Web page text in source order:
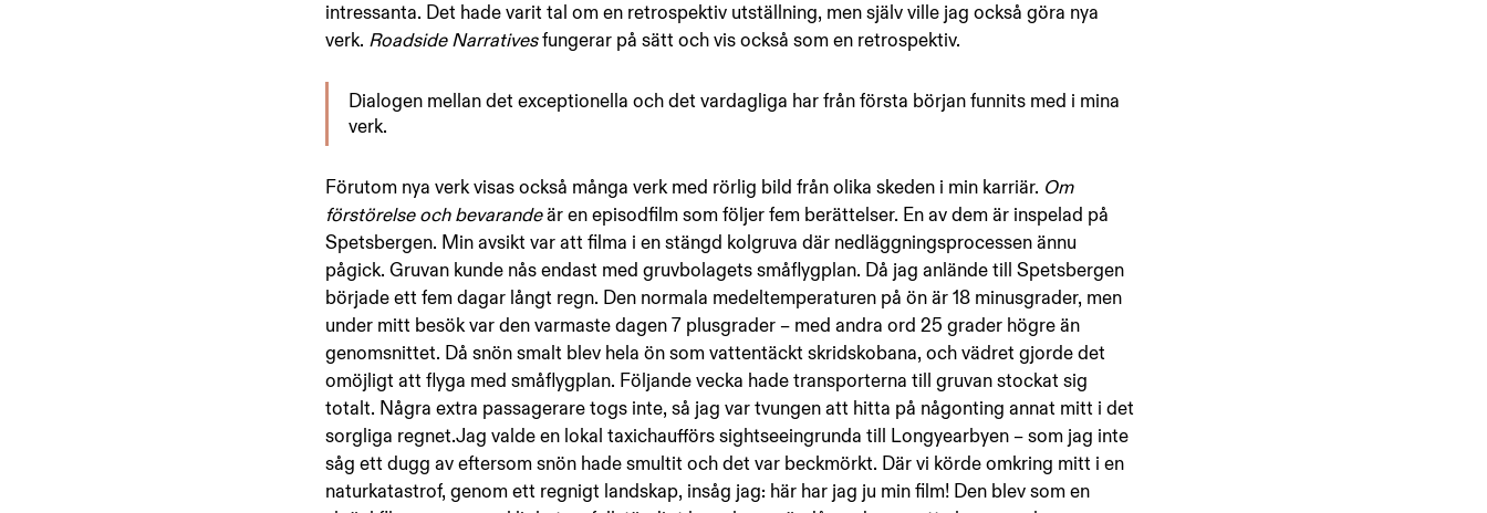
intressanta. Det hade varit tal om en retrospektiv utställning, men själv ville jag också göra nya
verk. Roadside Narratives fungerar på sätt och vis också som en retrospektiv.
Dialogen mellan det exceptionella och det vardagliga har från första början funnits med i mina
verk.
Förutom nya verk visas också många verk med rörlig bild från olika skeden i min karriär. Om
förstörelse och bevarande är en episodfilm som följer fem berättelser. En av dem är inspelad på
Spetsbergen. Min avsikt var att filma i en stängd kolgruva där nedläggningsprocessen ännu
pågick. Gruvan kunde nås endast med gruvbolagets småflygplan. Då jag anlände till Spetsbergen
började ett fem dagar långt regn. Den normala medeltemperaturen på ön är 18 minusgrader, men
under mitt besök var den varmaste dagen 7 plusgrader – med andra ord 25 grader högre än
genomsnittet. Då snön smalt blev hela ön som vattentäckt skridskobana, och vädret gjorde det
omöjligt att flyga med småflygplan. Följande vecka hade transporterna till gruvan stockat sig
totalt. Några extra passagerare togs inte, så jag var tvungen att hitta på någonting annat mitt i det
sorgliga regnet.Jag valde en lokal taxichaufförs sightseeingrunda till Longyearbyen – som jag inte
såg ett dugg av eftersom snön hade smultit och det var beckmörkt. Där vi körde omkring mitt i en
naturkatastrof, genom ett regnigt landskap, insåg jag: här har jag ju min film! Den blev som en